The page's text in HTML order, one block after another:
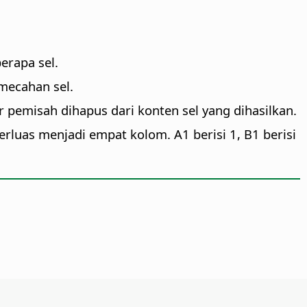
sel.
sel.
dihapus dari konten sel yang dihasilkan.
menjadi empat kolom. A1 berisi 1, B1 berisi